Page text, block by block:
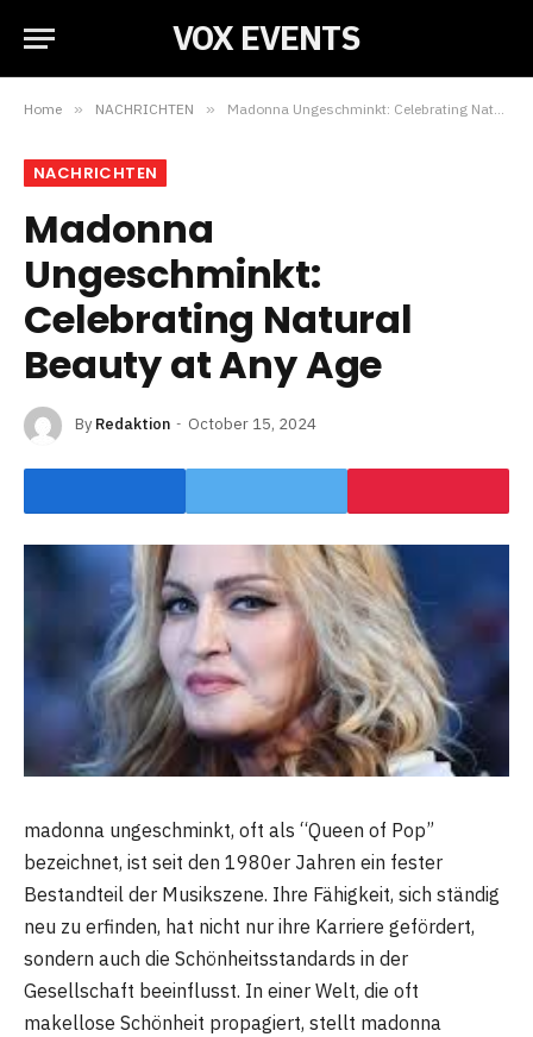
VOX EVENTS
Home » NACHRICHTEN » Madonna Ungeschminkt: Celebrating Natural Beauty at Any Age
NACHRICHTEN
Madonna
Ungeschminkt:
Celebrating Natural
Beauty at Any Age
By Redaktion October 15, 2024
madonna ungeschminkt, oft als “Queen of Pop”
bezeichnet, ist seit den 1980er Jahren ein fester
Bestandteil der Musikszene. Ihre Fähigkeit, sich ständig
neu zu erfinden, hat nicht nur ihre Karriere gefördert,
sondern auch die Schönheitsstandards in der
Gesellschaft beeinflusst. In einer Welt, die oft
makellose Schönheit propagiert, stellt madonna